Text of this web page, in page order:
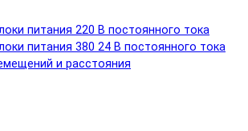
питания 220 В постоянного тока
питания 380 24 В постоянного тока
и расстояния